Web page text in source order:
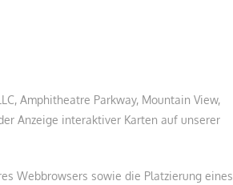
Amphitheatre Parkway, Mountain View,
Anzeige interaktiver Karten auf unserer
Webbrowsers sowie die Platzierung eines